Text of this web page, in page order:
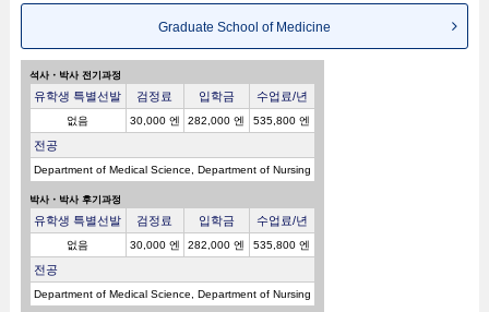
Graduate School of Medicine
석사・박사 전기과정
유학생 특별선발 검정료 입학금 수업료/년
없음 30,000 엔 282,000 엔 535,800 엔
전공
Department of Medical Science, Department of Nursing
박사・박사 후기과정
유학생 특별선발 검정료 입학금 수업료/년
없음 30,000 엔 282,000 엔 535,800 엔
전공
Department of Medical Science, Department of Nursing